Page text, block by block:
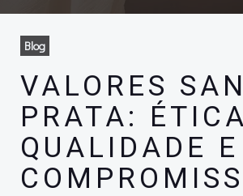
Blog
VALORES
PRATA:
QUALIDADE E